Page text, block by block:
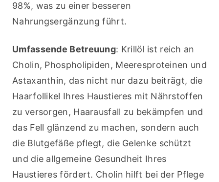
98%, was zu einer besseren
Nahrungsergänzung führt.
Umfassende Betreuung: Krillöl ist reich an
Cholin, Phospholipiden, Meeresproteinen und
Astaxanthin, das nicht nur dazu beiträgt, die
Haarfollikel Ihres Haustieres mit Nährstoffen
zu versorgen, Haarausfall zu bekämpfen und
das Fell glänzend zu machen, sondern auch
die Blutgefäße pflegt, die Gelenke schützt
und die allgemeine Gesundheit Ihres
Haustieres fördert. Cholin hilft bei der Pflege